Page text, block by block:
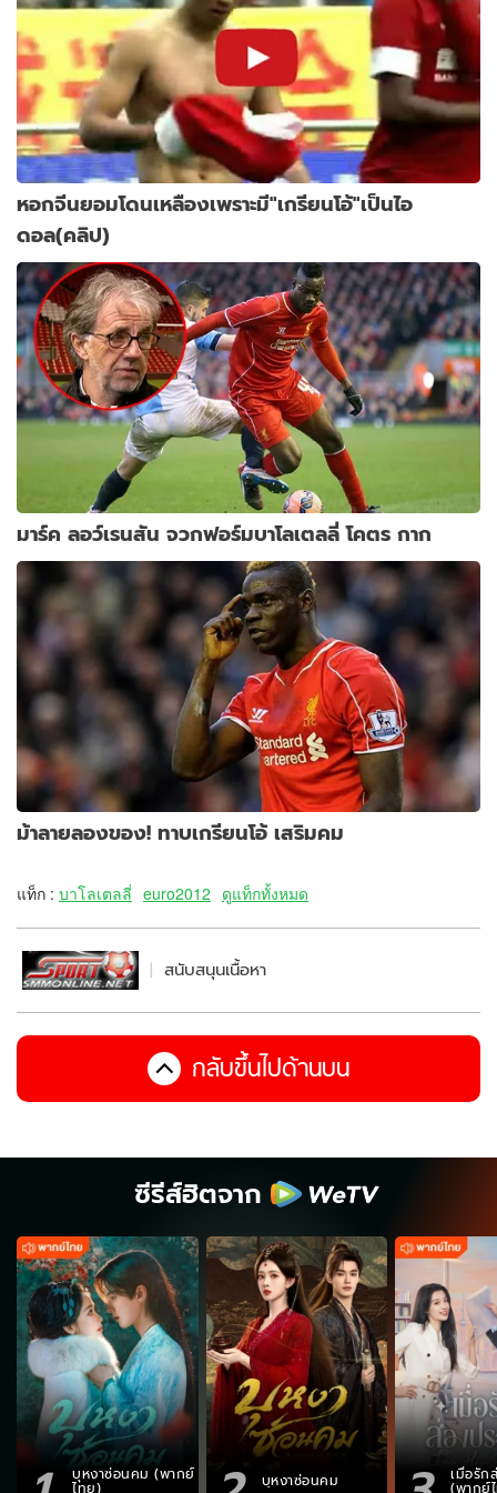
หอกจีนยอมโดนเหลืองเพราะมี"เกรียนโอ้"เป็นไอ
ดอล(คลิป)
มาร์ค ลอว์เรนสัน จวกฟอร์มบาโลเตลลี่ โคตร กาก
ม้าลายลองของ! ทาบเกรียนโอ้ เสริมคม
แท็ก : บาโลเตลลี่ euro2012 ดูแท็กทั้งหมด
สนับสนุนเนื้อหา
กลับขึ้นไปด้านบน
ซีรีส์ฮิตจาก
บุหงาซ่อนคม (พากย์
ไทย) บุหงาซ่อนคม เมื่อรัก
(พากย์